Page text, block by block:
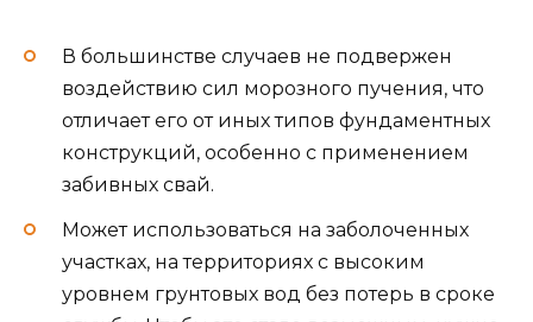
В большинстве случаев не подвержен
воздействию сил морозного пучения, что
отличает его от иных типов фундаментных
конструкций, особенно с применением
забивных свай.
Может использоваться на заболоченных
участках, на территориях с высоким
уровнем грунтовых вод без потерь в сроке